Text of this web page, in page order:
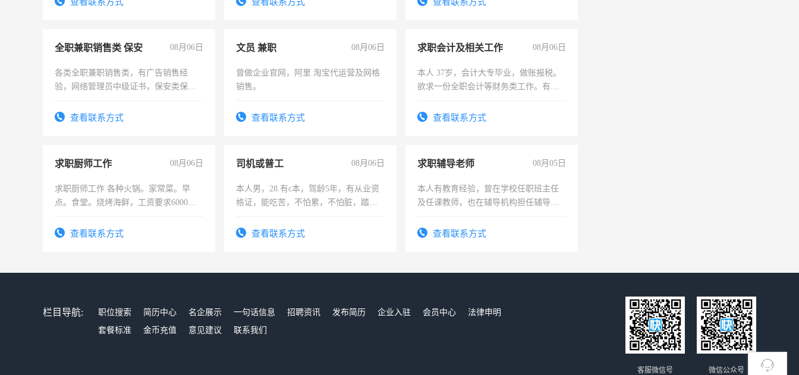
全职兼职销售类 保安 08月06日
各类全职兼职销售类，有广告销售经
验，网络管理员中级证书，保安类保安
有高低压电工证和十几年工作经验
查看联系方式
文员 兼职 08月06日
曾做企业官网，阿里 淘宝代运营及网格
销售。
查看联系方式
求职会计及相关工作 08月06日
本人 37岁，会计大专毕业，做账报税。
欲求一份全职会计等财务类工作。有会
查看联系方式
求职厨师工作 08月06日
求职厨师工作 各种火锅。家常菜。早
点。食堂。烧烤海鲜，工资要求6000以
查看联系方式
司机或普工 08月06日
本人男，28.有c本，驾龄5年，有从业资
格证，能吃苦，不怕累，不怕脏，踏
查看联系方式
求职辅导老师 08月05日
本人有教育经验，曾在学校任职班主任
及任课教师，也在辅导机构担任辅导教
查看联系方式
栏目导航: 职位搜索 简历中心 名企展示 一句话信息 招聘资讯 发布简历 企业入驻 会员中心
法律申明
套餐标准
金币充值 意见建议 联系我们
微信公众号
客服微信号